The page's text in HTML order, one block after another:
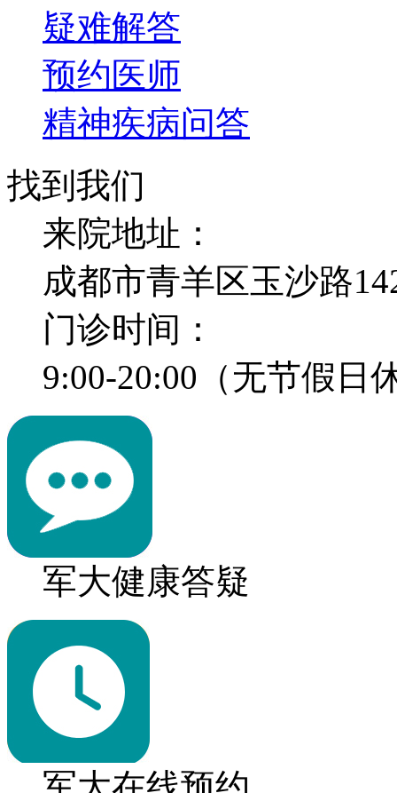
疑难解答
预约医师
精神疾病问答
找到我们
来院地址：
成都市青羊区玉沙路
门诊时间：
9:00-20:00（无节假日
军大健康答疑